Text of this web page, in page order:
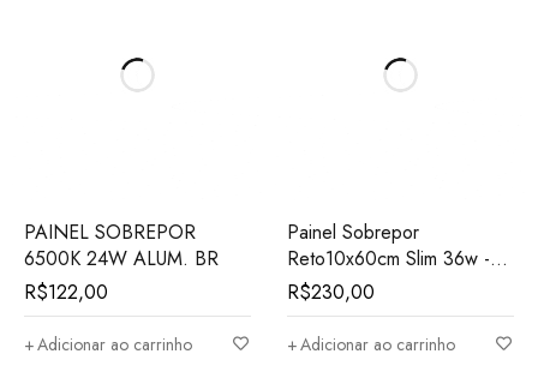
PAINEL SOBREPOR
6500K 24W ALUM. BR
R$122,00
Adicionar ao carrinho
Painel Sobrepor
Reto10x60cm Slim 36w -
3000k - Bivolt
R$230,00
Adicionar ao carrinho